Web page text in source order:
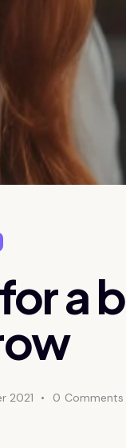
a
2021 0 Comments